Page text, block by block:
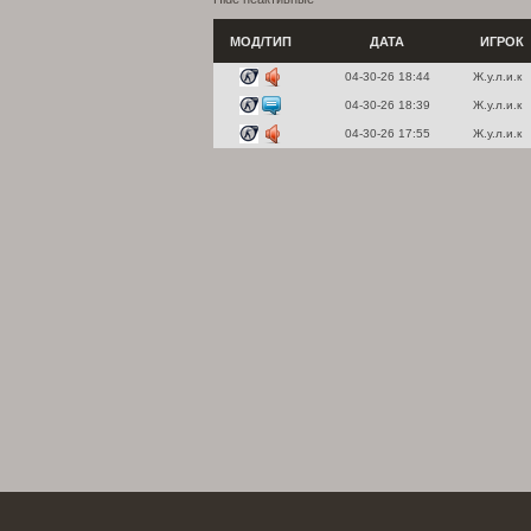
МОД/ТИП ДАТА ИГРОК
04-30-26 18:44 Ж.у.л.и.к
04-30-26 18:39 Ж.у.л.и.к
04-30-26 17:55 Ж.у.л.и.к